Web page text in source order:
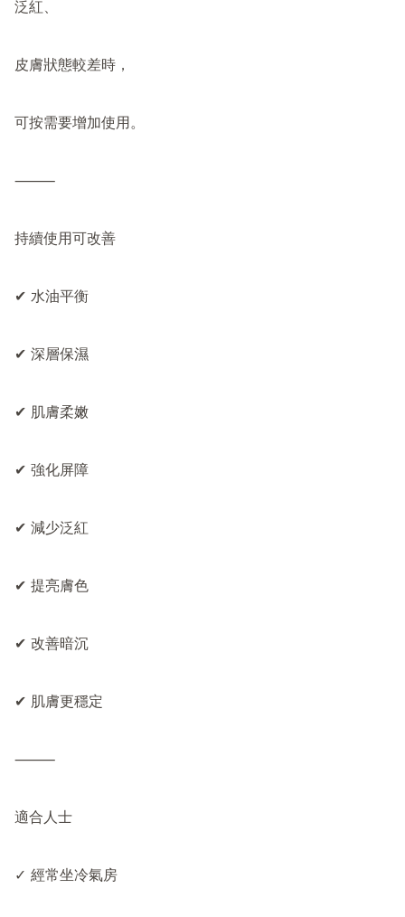
泛紅、
皮膚狀態較差時，
可按需要增加使用。
⸻
持續使用可改善
✔ 水油平衡
✔ 深層保濕
✔ 肌膚柔嫩
✔ 強化屏障
✔ 減少泛紅
✔ 提亮膚色
✔ 改善暗沉
✔ 肌膚更穩定
⸻
適合人士
✓ 經常坐冷氣房